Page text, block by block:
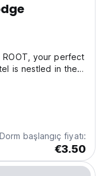
ROOT, your perfect
is nestled in the
of relaxation
you're perfectly
Dorm başlangıç fiyatı:
€3.50